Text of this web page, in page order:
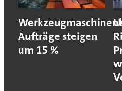
Aufträge steigen
um 15 %